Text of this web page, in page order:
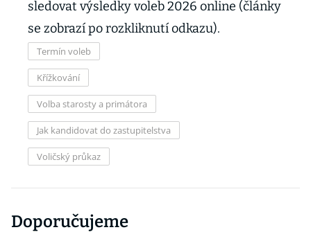
sledovat výsledky voleb 2026 online (články
se zobrazí po rozkliknutí odkazu).
Termín voleb
Křížkování
Volba starosty a primátora
Jak kandidovat do zastupitelstva
Voličský průkaz
Doporučujeme